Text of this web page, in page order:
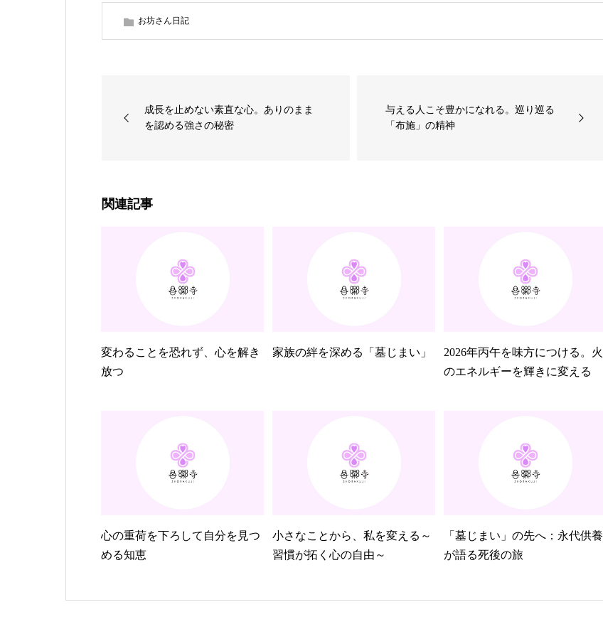
お坊さん日記
成長を止めない素直な心。ありのまま
を認める強さの秘密
与える人こそ豊かになれる。巡り巡る
「布施」の精神
関連記事
変わることを恐れず、心を解き
放つ
家族の絆を深める「墓じまい」
2026年丙午を味方につける。火
のエネルギーを輝きに変える
心の重荷を下ろして自分を見つ
める知恵
小さなことから、私を変える～
習慣が拓く心の自由～
「墓じまい」の先へ：永代供養
が語る死後の旅